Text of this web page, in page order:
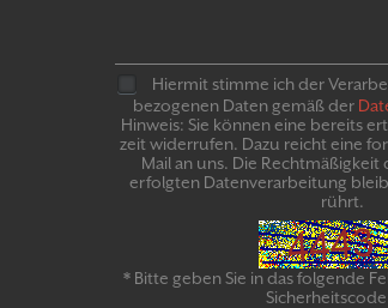
Hiermit stimme ich der
bezogenen Daten gemäß der
Hinweis: Sie können eine bereits
zeit widerrufen. Dazu reicht eine
Mail an uns. Die
erfolgten Daten­verarbeitung
rührt.
* Bitte geben Sie in das folgende